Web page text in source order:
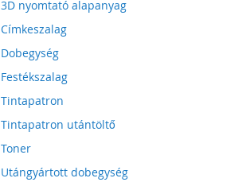
3D nyomtató alapanyag
Címkeszalag
Dobegység
Festékszalag
Tintapatron
Tintapatron utántöltő
Toner
Utángyártott dobegység